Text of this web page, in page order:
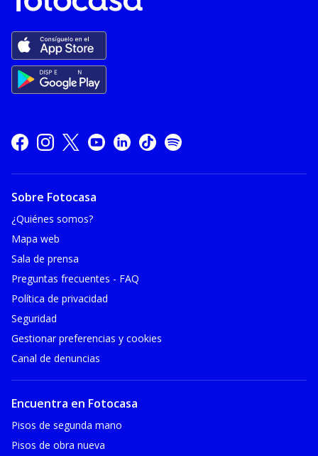
Sobre Fotocasa
¿Quiénes somos?
Mapa web
Sala de prensa
Preguntas frecuentes - FAQ
Política de privacidad
Seguridad
Gestionar preferencias y cookies
Canal de denuncias
Encuentra en Fotocasa
Pisos de segunda mano
Pisos de obra nueva